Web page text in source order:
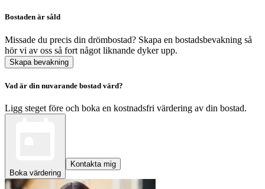
Bostaden är såld
Missade du precis din drömbostad? Skapa en bostadsbevakning så
hör vi av oss så fort något liknande dyker upp.
Skapa bevakning
Vad är din nuvarande bostad värd?
Ligg steget före och boka en kostnadsfri värdering av din bostad.
Boka värdering
Kontakta mig